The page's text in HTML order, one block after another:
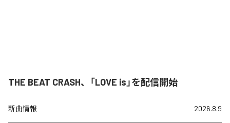
THE BEAT CRASH、「LOVE is」を配信開始
新曲情報 2026.8.9